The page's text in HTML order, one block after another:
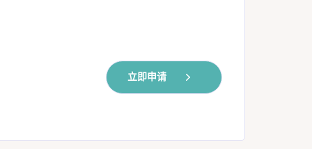
立即申请